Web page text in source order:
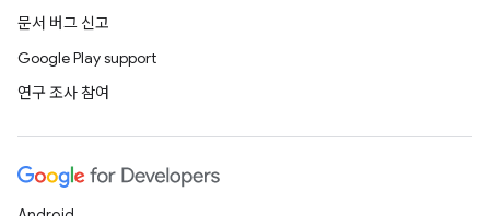
문서 버그 신고
Google Play support
연구 조사 참여